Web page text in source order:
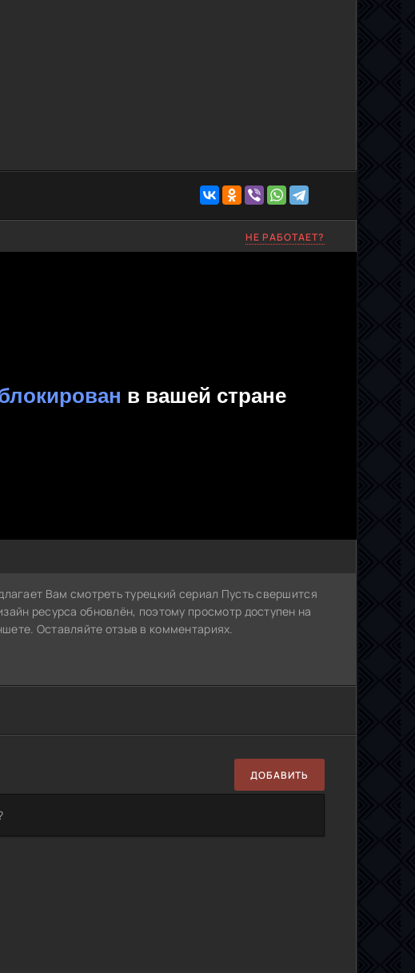
НЕ РАБОТАЕТ?
Вам смотреть турецкий сериал Пусть свершится
ресурса обновлён, поэтому просмотр доступен на
Оставляйте отзыв в комментариях.
ДОБАВИТЬ